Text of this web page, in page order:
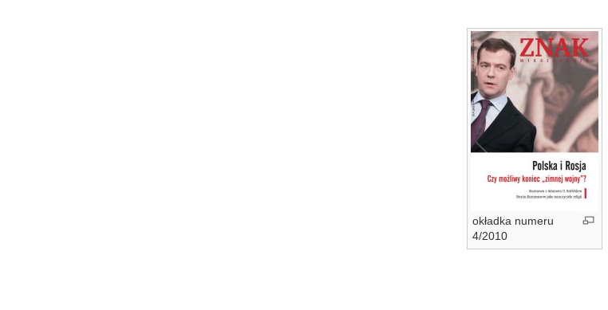
okładka numeru
4/2010